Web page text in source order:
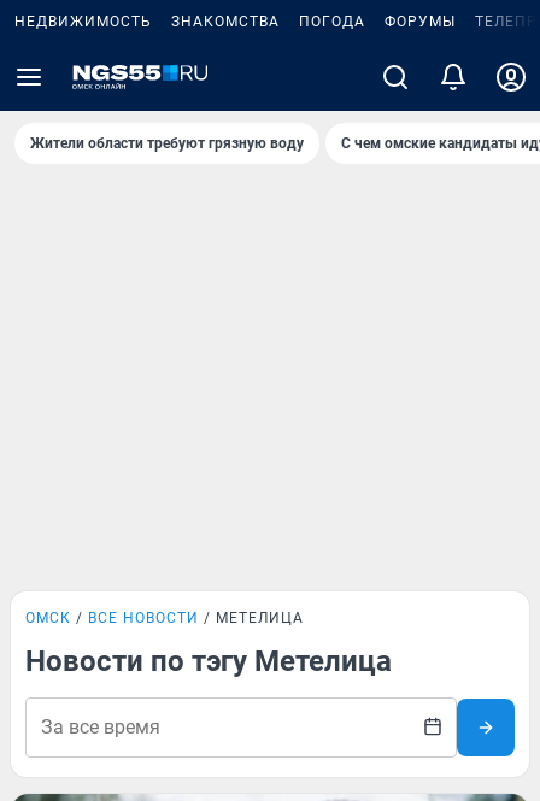
НЕДВИЖИМОСТЬ ЗНАКОМСТВА ПОГОДА ФОРУМЫ
Жители области требуют грязную воду С чем омские кандидаты
ОМСК ВСЕ НОВОСТИ МЕТЕЛИЦА
Новости по тэгу Метелица